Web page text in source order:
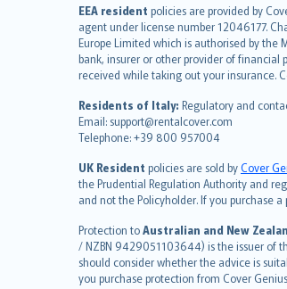
EEA resident policies are provided by
agent under license number 12046177.
Europe Limited which is authorised by the
bank, insurer or other provider of financial
received while taking out your insurance.
Residents of Italy: Regulatory and
Email: support@rentalcover.com
Telephone: +39 800 957004
UK Resident policies are sold byCover
the Prudential Regulation Authority and
and not the Policyholder. If you purchase
Protection toAustralian and New
/ NZBN 9429051103644) is the issuer of
should consider whether the advice is
you purchase protection from Cover
English (UK)
English (US)
Deutsch
français
Nederlands
español
italiano
简体中文
繁體中文
Português
polski
עברית
Português